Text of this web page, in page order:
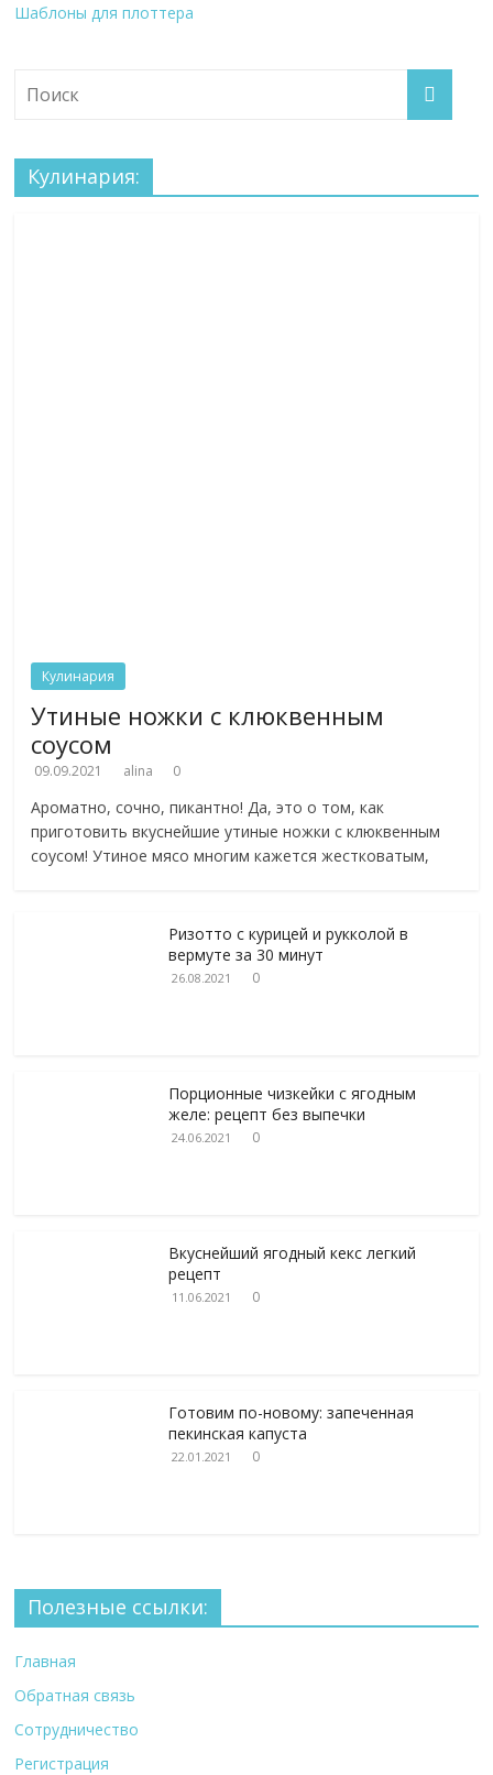
Шаблоны для плоттера
Кулинария:
Кулинария
Утиные ножки с клюквенным
соусом
09.09.2021 alina 0
Ароматно, сочно, пикантно! Да, это о том, как
приготовить вкуснейшие утиные ножки с клюквенным
соусом! Утиное мясо многим кажется жестковатым,
Ризотто с курицей и рукколой в
вермуте за 30 минут
26.08.2021 0
Порционные чизкейки с ягодным
желе: рецепт без выпечки
24.06.2021 0
Вкуснейший ягодный кекс легкий
рецепт
11.06.2021 0
Готовим по-новому: запеченная
пекинская капуста
22.01.2021 0
Полезные ссылки:
Главная
Обратная связь
Сотрудничество
Регистрация